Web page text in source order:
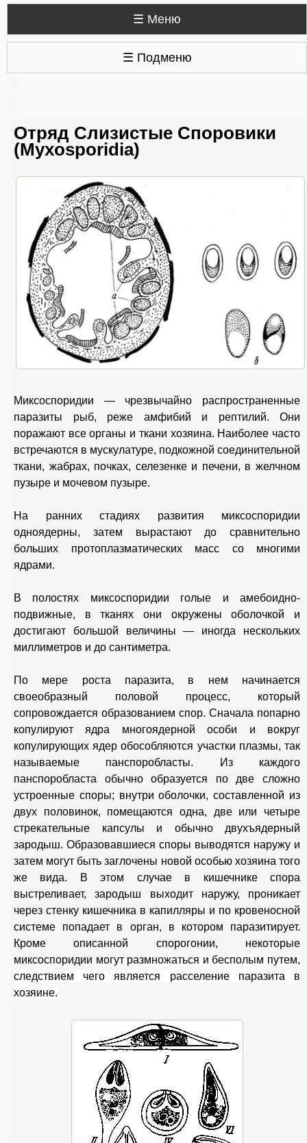
☰ Меню
☰ Подменю
Отряд Слизистые Споровики
(Myxosporidia)
Миксоспоридии — чрезвычайно распространенные
паразиты рыб, реже амфибий и рептилий. Они
поражают все органы и ткани хозяина. Наиболее часто
встречаются в мускулатуре, подкожной соединительной
ткани, жабрах, почках, селезенке и печени, в желчном
пузыре и мочевом пузыре.
На ранних стадиях развития миксоспоридии
одноядерны, затем вырастают до сравнительно
больших протоплазматических масс со многими
ядрами.
В полостях миксоспоридии голые и амебоидно-
подвижные, в тканях они окружены оболочкой и
достигают большой величины — иногда нескольких
миллиметров и до сантиметра.
По мере роста паразита, в нем начинается
своеобразный половой процесс, который
сопровождается образованием спор. Сначала попарно
копулируют ядра многоядерной особи и вокруг
копулирующих ядер обособляются участки плазмы, так
называемые панспоробласты. Из каждого
панспоробласта обычно образуется по две сложно
устроенные споры; внутри оболочки, составленной из
двух половинок, помещаются одна, две или четыре
стрекательные капсулы и обычно двухъядерный
зародыш. Образовавшиеся споры выводятся наружу и
затем могут быть заглочены новой особью хозяина того
же вида. В этом случае в кишечнике спора
выстреливает, зародыш выходит наружу, проникает
через стенку кишечника в капилляры и по кровеносной
системе попадает в орган, в котором паразитирует.
Кроме описанной спорогонии, некоторые
миксоспоридии могут размножаться и бесполым путем,
следствием чего является расселение паразита в
хозяине.